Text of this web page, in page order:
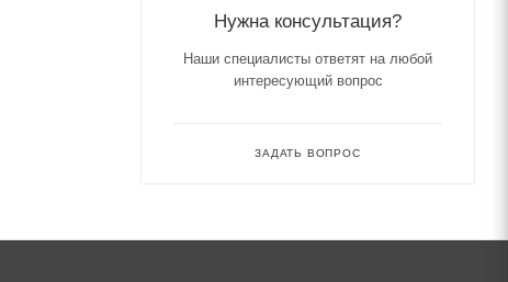
Нужна консультация?
Наши специалисты ответят на любой
интересующий вопрос
ЗАДАТЬ ВОПРОС